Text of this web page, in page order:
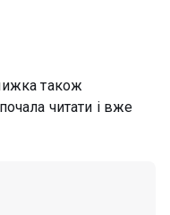
також
читати і вже